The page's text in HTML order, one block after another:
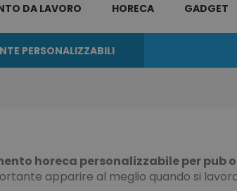
DA LAVORO HORECA GADGET
PERSONALIZZABILI
horeca personalizzabile per pub
apparire al meglio quando si